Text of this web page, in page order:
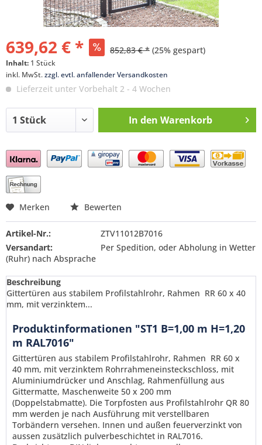
639,62 € * 852,83 € * (25% gespart)
Inhalt: 1 Stück
inkl. MwSt.zzgl. evtl. anfallender Versandkosten
Lieferzeit unter Vorbehalt 2 - 4 Wochen
In den Warenkorb
Preis anfragen
Merken Bewerten
Artikel-Nr.:
ZTV11012B7016
Versandart:
Per Spedition, oder Abholung in Wetter
(Ruhr) nach Absprache
Beschreibung
Gittertüren aus stabilem Profilstahlrohr, Rahmen RR 60 x 40
mm, mit verzinktem...
Produktinformationen "ST1 B=1,00 m H=1,20
m RAL7016"
Gittertüren aus stabilem Profilstahlrohr, Rahmen RR 60 x
40 mm, mit verzinktem Rohrrahmeneinsteckschloss, mit
Aluminiumdrücker und Anschlag, Rahmenfüllung aus
Gittermatte, Maschenweite 50 x 200 mm
(Doppelstabmatte). Die Torpfosten aus Profilstahlrohr QR 80
mm werden je nach Ausführung mit verstellbaren
Torbändern versehen. Innen und außen feuerverzinkt von
aussen zusätzlich pulverbeschichtet in RAL7016.